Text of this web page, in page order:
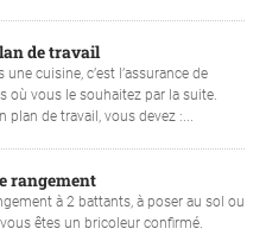
de travail
cuisine, c’est l’assurance de
où vous le souhaitez par la suite.
plan de travail, vous devez :...
rangement
à 2 battants, à poser au sol ou
êtes un bricoleur confirmé.